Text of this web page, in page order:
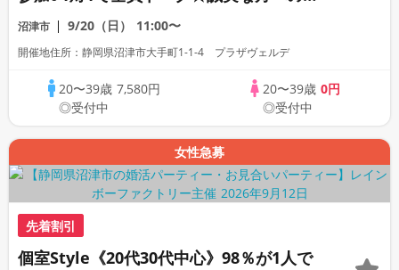
活パーティー
沼津市 9/20（日） 11:00〜
開催地住所：静岡県沼津市大手町1-1-4 プラザヴェルデ
20〜39歳 7,580円
◎受付中
20〜39歳 0円
◎受付中
女性急募
先着割引
個室Style《20代30代中心》98％が1人で